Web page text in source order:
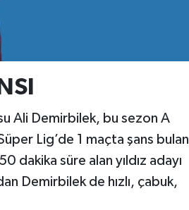
Ali Demirbilek, bu sezon A
Lig’de 1 maçta şans bulan
dakika süre alan yıldız adayı
Demirbilek de hızlı, çabuk,